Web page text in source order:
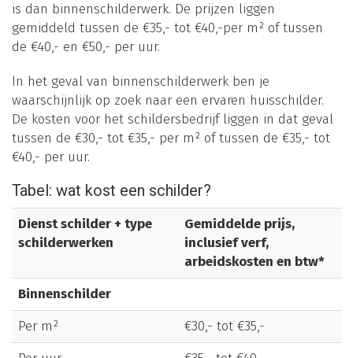
is dan binnenschilderwerk. De prijzen liggen
gemiddeld tussen de €35,- tot €40,-per m² of tussen
de €40,- en €50,- per uur.
In het geval van binnenschilderwerk ben je
waarschijnlijk op zoek naar een ervaren huisschilder.
De kosten voor het schildersbedrijf liggen in dat geval
tussen de €30,- tot €35,- per m² of tussen de €35,- tot
€40,- per uur.
Tabel: wat kost een schilder?
Dienst schilder + type
schilderwerken
Gemiddelde prijs,
inclusief verf,
arbeidskosten en btw*
Binnenschilder
Per m²
€30,- tot €35,-